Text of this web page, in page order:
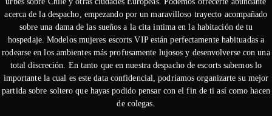
acerca de la despacho, empezando por un maravilloso trayecto acompañado
sobre una dama de las sueños a la cita intima en la habitación de tu
hospedaje. Modelos mujeres escorts VIP están perfectamente habituadas a
rodearse en los ambientes más profusamente lujosos y desenvolverse con una
total discreción. En tanto que en nuestra despacho de escorts sabemos lo
importante la cual es este data confidencial, podrí­amos organizarte su mejor
partida sobre soltero que hayas podido pensar con el fin de ti así­ como hacen
de colegas.